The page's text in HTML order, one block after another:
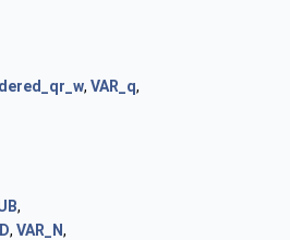
, VAR_q,
,
, VAR_N,